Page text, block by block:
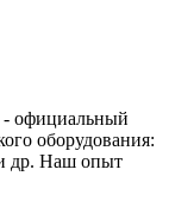
- официальный
оборудования:
др. Наш опыт